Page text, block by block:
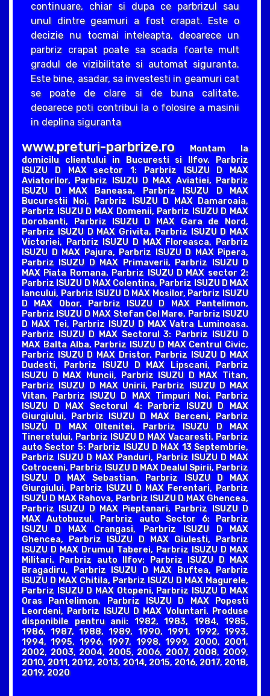
continuare, chiar si dupa ce parbrizul sau
unul dintre geamuri a fost crapat. Este o
decizie nu tocmai inteleapta, deoarece un
parbriz crapat poate sa scada foarte mult
gradul de vizibilitate si automat siguranta.
Este bine, asadar, sa investesti in geamuri cat
se poate de clare si de buna calitate,
deoarece poti contribui la o folosire a masinii
in deplina siguranta
www.preturi-parbrize.roMontam la
domicilu clientului in Bucuresti si Ilfov. Parbriz
ISUZU D MAX sector 1: Parbriz ISUZU D MAX
Aviatorilor, Parbriz ISUZU D MAX Aviatiei, Parbriz
ISUZU D MAX Baneasa, Parbriz ISUZU D MAX
Bucurestii Noi, Parbriz ISUZU D MAX Damaroaia,
Parbriz ISUZU D MAX Domenii, Parbriz ISUZU D MAX
Dorobanti, Parbriz ISUZU D MAX Gara de Nord,
Parbriz ISUZU D MAX Grivita, Parbriz ISUZU D MAX
Victoriei, Parbriz ISUZU D MAX Floreasca, Parbriz
ISUZU D MAX Pajura, Parbriz ISUZU D MAX Pipera,
Parbriz ISUZU D MAX Primaverii, Parbriz ISUZU D
MAX Piata Romana. Parbriz ISUZU D MAX sector 2:
Parbriz ISUZU D MAX Colentina, Parbriz ISUZU D MAX
Iancului, Parbriz ISUZU D MAX Mosilor, Parbriz ISUZU
D MAX Obor, Parbriz ISUZU D MAX Pantelimon,
Parbriz ISUZU D MAX Stefan Cel Mare, Parbriz ISUZU
D MAX Tei, Parbriz ISUZU D MAX Vatra Luminoasa.
Parbriz ISUZU D MAX Sectorul 3: Parbriz ISUZU D
MAX Balta Alba, Parbriz ISUZU D MAX Centrul Civic,
Parbriz ISUZU D MAX Dristor, Parbriz ISUZU D MAX
Dudesti, Parbriz ISUZU D MAX Lipscani, Parbriz
ISUZU D MAX Muncii, Parbriz ISUZU D MAX Titan,
Parbriz ISUZU D MAX Unirii, Parbriz ISUZU D MAX
Vitan, Parbriz ISUZU D MAX Timpuri Noi. Parbriz
ISUZU D MAX Sectorul 4: Parbriz ISUZU D MAX
Giurgiului, Parbriz ISUZU D MAX Berceni, Parbriz
ISUZU D MAX Oltenitei, Parbriz ISUZU D MAX
Tineretului, Parbriz ISUZU D MAX Vacaresti. Parbriz
auto Sector 5: Parbriz ISUZU D MAX 13 Septembrie,
Parbriz ISUZU D MAX Panduri, Parbriz ISUZU D MAX
Cotroceni, Parbriz ISUZU D MAX Dealul Spirii, Parbriz
ISUZU D MAX Sebastian, Parbriz ISUZU D MAX
Giurgiului, Parbriz ISUZU D MAX Ferentari, Parbriz
ISUZU D MAX Rahova, Parbriz ISUZU D MAX Ghencea,
Parbriz ISUZU D MAX Pieptanari, Parbriz ISUZU D
MAX Autobuzul. Parbriz auto Sector 6: Parbriz
ISUZU D MAX Crangasi, Parbriz ISUZU D MAX
Ghencea, Parbriz ISUZU D MAX Giulesti, Parbriz
ISUZU D MAX Drumul Taberei, Parbriz ISUZU D MAX
Militari. Parbriz auto Ilfov: Parbriz ISUZU D MAX
Bragadiru, Parbriz ISUZU D MAX Buftea, Parbriz
ISUZU D MAX Chitila, Parbriz ISUZU D MAX Magurele,
Parbriz ISUZU D MAX Otopeni, Parbriz ISUZU D MAX
Oras Pantelimon, Parbriz ISUZU D MAX Popesti
Leordeni, Parbriz ISUZU D MAX Voluntari. Produse
disponibile pentru anii: 1982, 1983, 1984, 1985,
1986, 1987, 1988, 1989, 1990, 1991, 1992, 1993,
1994, 1995, 1996, 1997, 1998, 1999, 2000, 2001,
2002, 2003, 2004, 2005, 2006, 2007, 2008, 2009,
2010, 2011, 2012, 2013, 2014, 2015, 2016, 2017, 2018,
2019, 2020